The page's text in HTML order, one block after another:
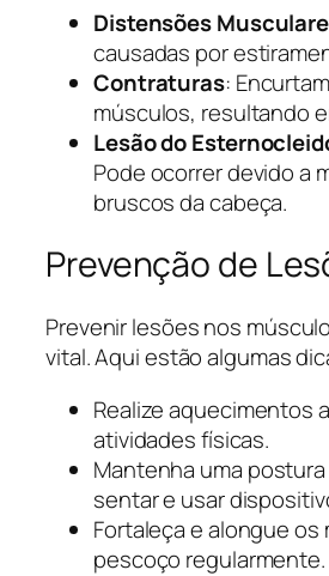
Distensões
causadas por
Contraturas:
músculos, resultando
Lesão do
Pode ocorrer devido a
bruscos da cabeça.
Prevenção de
Prevenir lesões nos
vital. Aqui estão algumas
Realize aquecimentos
atividades físicas.
Mantenha uma
sentar e usar
Fortaleça e alongue os
pescoço regularmente.